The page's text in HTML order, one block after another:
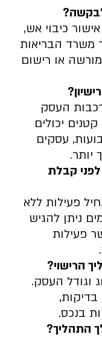
?
כיבוי אש,
משרד הבריאות
או רישום
?
העסק
יכולים
עסקים
יותר.
קבלת
פעילות ללא
ניתן להגיש
פעילות
הרישוי?
וגודל העסק.
בדיקות,
בנכס.
התהליך?